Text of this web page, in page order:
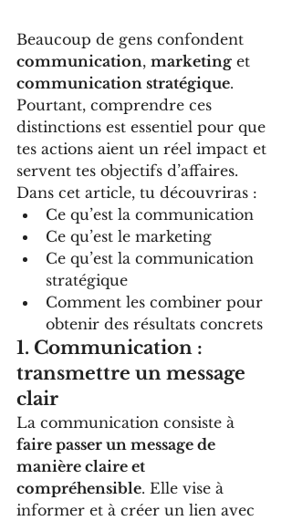
Beaucoup de gens confondent
communication, marketing et
communication stratégique.
Pourtant, comprendre ces
distinctions est essentiel pour que
tes actions aient un réel impact et
servent tes objectifs d’affaires.
Dans cet article, tu découvriras :
Ce qu’est la communication
Ce qu’est le marketing
Ce qu’est la communication
stratégique
Comment les combiner pour
obtenir des résultats concrets
1. Communication :
transmettre un message
clair
La communication consiste à
faire passer un message de
manière claire et
compréhensible. Elle vise à
informer et à créer un lien avec